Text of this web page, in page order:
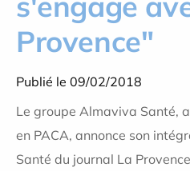
Provence"
Publié le 09/02/2018
Le groupe Almaviva Santé,
en PACA, annonce son
Santé du journal La